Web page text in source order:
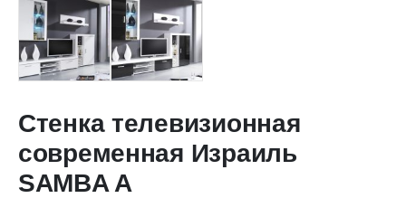
Стенка телевизионная
современная Израиль
SAMBA A